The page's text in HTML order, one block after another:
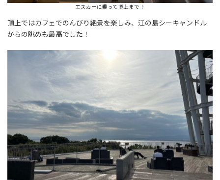
エスカーに乗って頂上まで！
頂上ではカフェでのんびり絶景を楽しみ、江の島シーキャンドル
からの眺めも最高でした！